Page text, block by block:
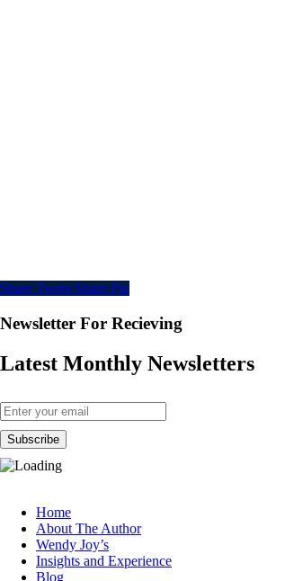
Share Tweet Share Pin
Newsletter For Recieving
Latest Monthly Newsletters
Home
About The Author
Wendy Joy’s
Insights and Experience
Blog